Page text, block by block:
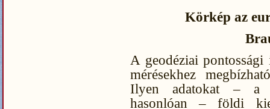
Körkép az
A geodéziai
mérésekhez
Ilyen adatokat – a
hasonlóan – földi